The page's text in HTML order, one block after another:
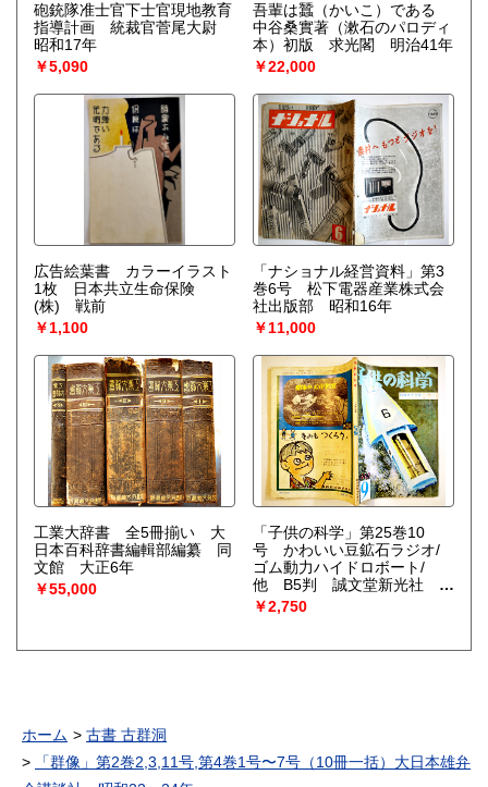
砲銃隊准士官下士官現地教育
指導計画 統裁官菅尾大尉
昭和17年
￥5,090
吾輩は蠶（かいこ）である
中谷桑實著（漱石のパロディ
本）初版 求光閣 明治41年
￥22,000
広告絵葉書 カラーイラスト
1枚 日本共立生命保険
(株) 戦前
￥1,100
「ナショナル経営資料」第3
巻6号 松下電器産業株式会
社出版部 昭和16年
￥11,000
工業大辞書 全5冊揃い 大
日本百科辞書編輯部編纂 同
文館 大正6年
￥55,000
「子供の科学」第25巻10
号 かわいい豆鉱石ラジオ/
ゴム動力ハイドロボート/
他 B5判 誠文堂新光社 昭
和37年
￥2,750
ホーム
古書 古群洞
「群像」第2巻2,3,11号,第4巻1号〜7号（10冊一括）大日本雄弁